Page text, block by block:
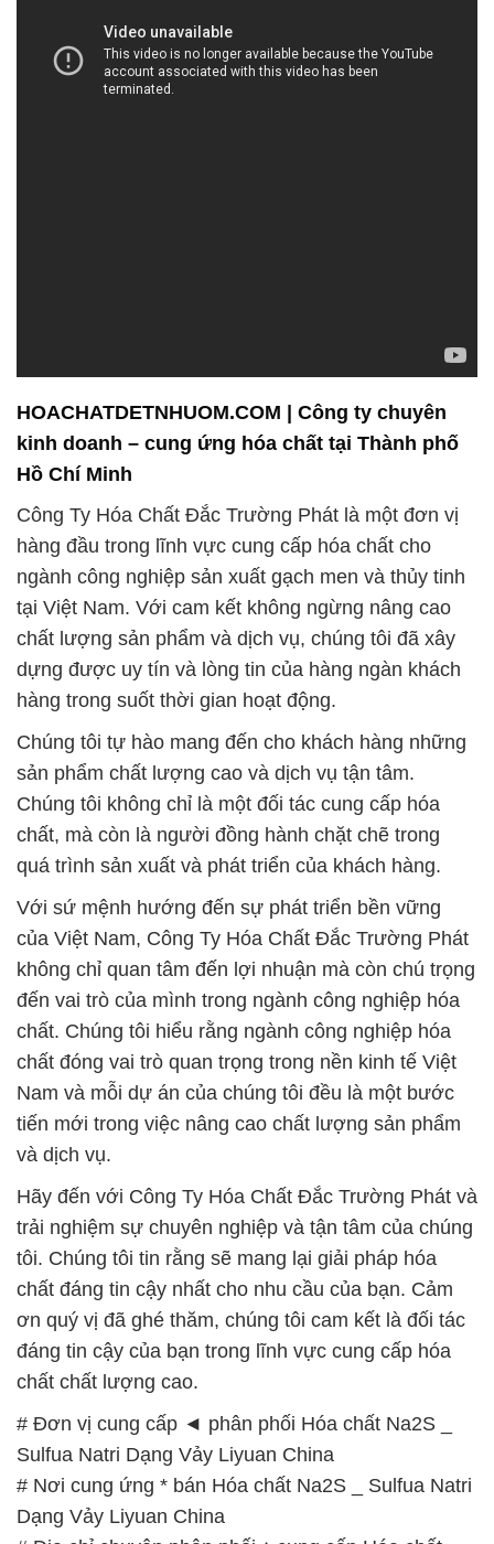
ngành công nghiệp sản xuất gạch men và thủy tinh
tại Việt Nam. Với cam kết không ngừng nâng cao
chất lượng sản phẩm và dịch vụ, chúng tôi đã xây
không chỉ quan tâm đến lợi nhuận mà còn chú trọng
đến vai trò của mình trong ngành công nghiệp hóa
chất đóng vai trò quan trọng trong nền kinh tế Việt
Nam và mỗi dự án của chúng tôi đều là một bước
tiến mới trong việc nâng cao chất lượng sản phẩm
và dịch vụ.
Hãy đến với Công Ty Hóa Chất Đắc Trường Phát và
trải nghiệm sự chuyên nghiệp và tận tâm của chúng
tôi. Chúng tôi tin rằng sẽ mang lại giải pháp hóa
chất đáng tin cậy nhất cho nhu cầu của bạn. Cảm
ơn quý vị đã ghé thăm, chúng tôi cam kết là đối tác
đáng tin cậy của bạn trong lĩnh vực cung cấp hóa
chất chất lượng cao.
# Đơn vị cung cấp ◄ phân phối Hóa chất Na2S _
Sulfua Natri Dạng Vảy Liyuan China
# Nơi cung ứng * bán Hóa chất Na2S _ Sulfua Natri
Dạng Vảy Liyuan China
# Địa chỉ chuyên phân phối ♦ cung cấp Hóa chất
Na2S _ Sulfua Natri Dạng Vảy Liyuan China
# Công ty phân phối ♦ kinh doanh Hóa chất Na2S _
Sulfua Natri Dạng Vảy Liyuan China
# Phân phối { cung ứng } Hóa chất Na2S _ Sulfua
Natri Dạng Vảy Liyuan China
# Nhà thương mại ♯ bán Hóa chất Na2S _ Sulfua
Natri Dạng Vảy Liyuan China
# Địa chỉ chuyên cung cấp [ phân phối ] Hóa chất
Na2S _ Sulfua Natri Dạng Vảy Liyuan China
# Công ty chuyên kinh doanh π cung cấp Hóa chất
Na2S _ Sulfua Natri Dạng Vảy Liyuan China
# Địa chỉ kinh doanh ◄ cung cấp Hóa chất Na2S _
# Nơi phân phối [ thương mại ] Hóa chất Na2S _
Sulfua Natri Dạng Vảy Liyuan China
# Địa chỉ bán và cung ứng Hóa chất Na2S _ Sulfua
Natri Dạng Vảy Liyuan China